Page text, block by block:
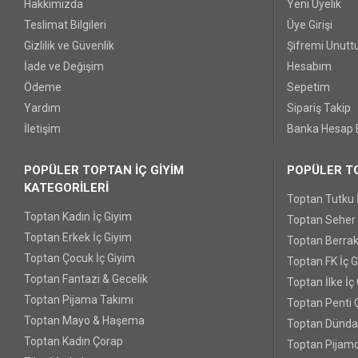
Hakkımızda
Teslimat Bilgileri
Gizlilik ve Güvenlik
İade ve Değişim
Ödeme
Yardım
İletişim
Yeni Üyelik
Üye Girişi
Şifremi
Hesabım
Sepetim
Sipariş Takip
Banka Hesap
POPÜLER TOPTAN İÇ GİYİM
KATEGORİLERİ
Toptan Kadın İç Giyim
Toptan Erkek İç Giyim
Toptan Çocuk İç Giyim
Toptan Fantazi & Gecelik
Toptan Pijama Takımı
Toptan Mayo & Haşema
Toptan Kadın Çorap
POPÜLER
Toptan Tutku
Toptan Seher
Toptan
Toptan FK İç
Toptan İlke İç
Toptan Penti
Toptan
Toptan